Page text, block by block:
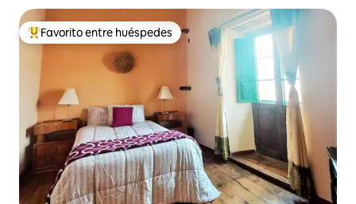
Favorito entre los huéspedes más destacados
Favorito entre huéspedes